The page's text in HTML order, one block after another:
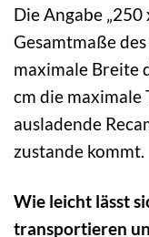
Die Angabe
Gesamtmaße
maximale Breite
cm die maximale
ausladende
zustande kommt.
Wie leicht lässt
transportieren